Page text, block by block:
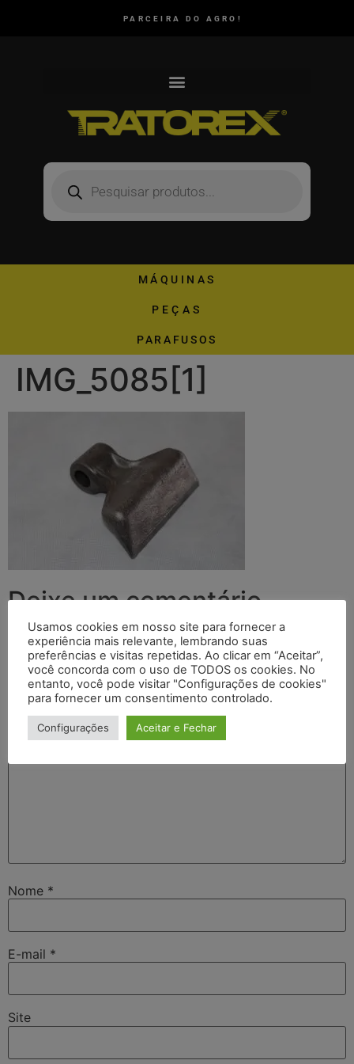
PARCEIRA DO AGRO!
MÁQUINAS
PEÇAS
PARAFUSOS
IMG_5085[1]
Deixe um comentário
O seu endereço de e-mail não será publicado.
obrigatórios são marcados com *
Comentário*
Nome *
E-mail *
Site
Usamos cookies em nosso site para fornecer a
experiência mais relevante, lembrando suas
preferências e visitas repetidas. Ao clicar em “Aceitar”,
você concorda com o uso de TODOS os cookies. No
entanto, você pode visitar "Configurações de cookies"
para fornecer um consentimento controlado.
Configurações Aceitar e Fechar